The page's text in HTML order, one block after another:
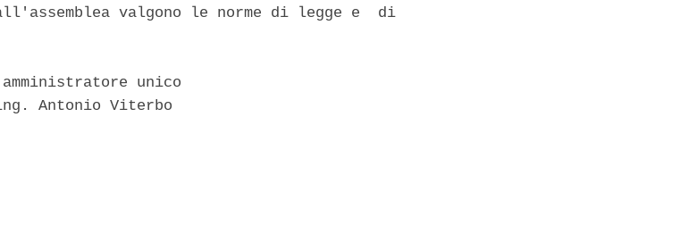
valgono le norme di legge e  di
unico
Antonio Viterbo